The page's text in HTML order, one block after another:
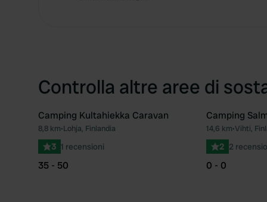
Controlla altre aree di
Preferito
Camping Kultahiekka Caravan
8,8 km•Lohja, Finlandia
3 1 recensioni
35 - 50
Camping
14,6 km•Vihti,
2 2
0 - 0